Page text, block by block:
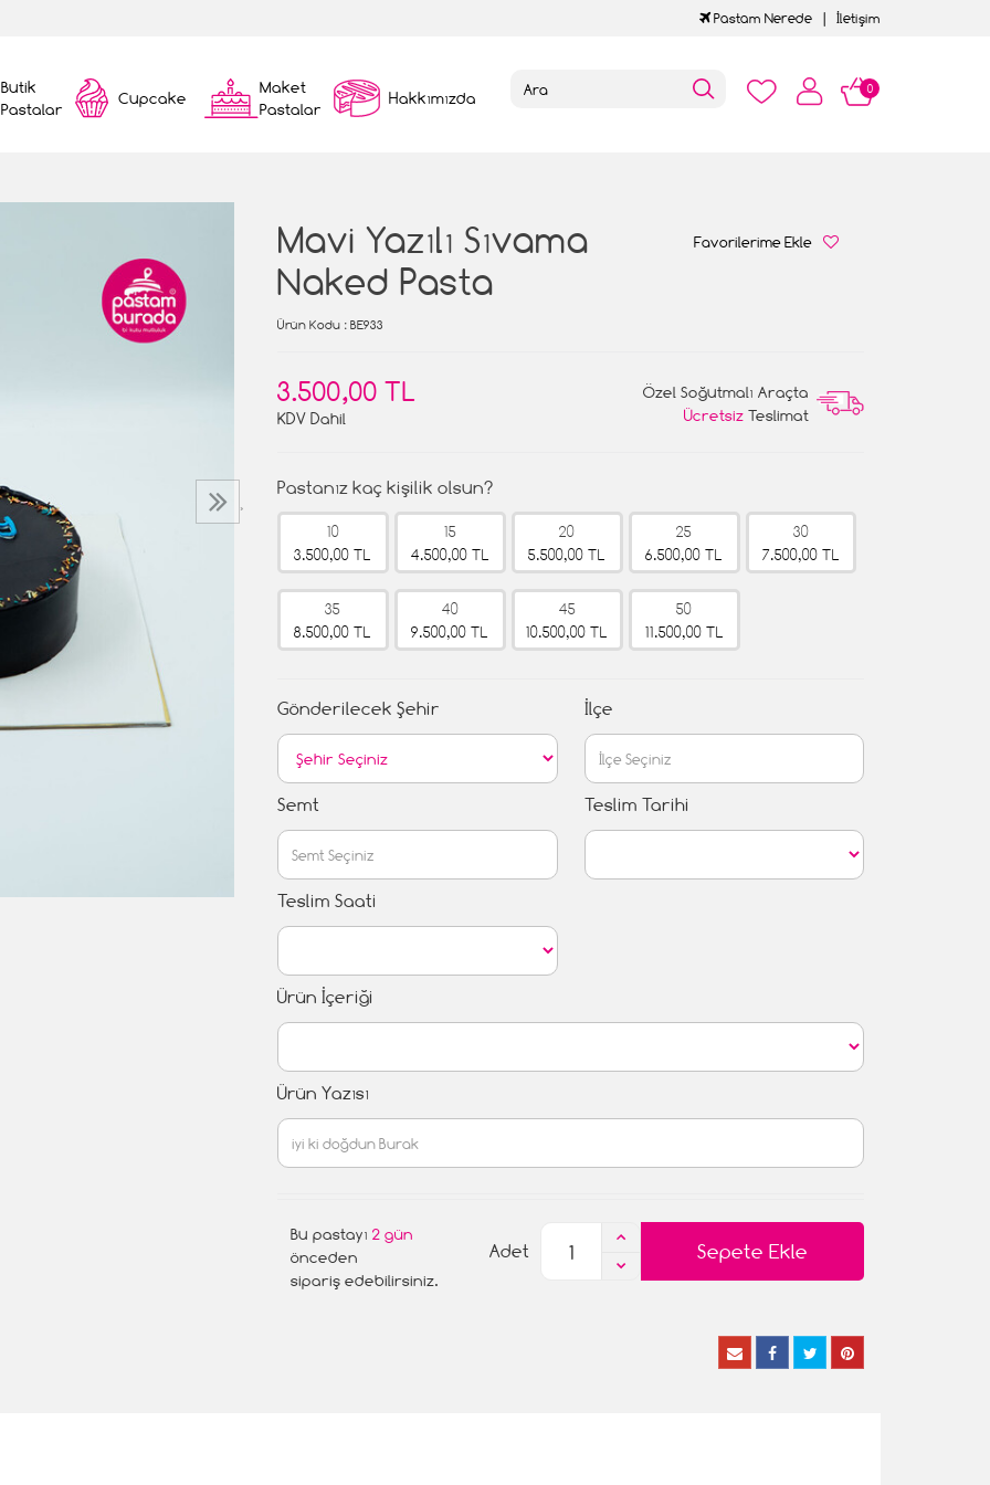
Pastam Nerede İletişim
Butik
Pastalar
Cupcake
Maket
Pastalar
Hakkımızda 0
›
Mavi Yazılı Sıvama
Naked Pasta
Favorilerime Ekle
Ürün Kodu : BE933
3.500,00 TL
KDV Dahil
Özel Soğutmalı Araçta
Ücretsiz Teslimat
Pastanız kaç kişilik olsun?
10
3.500,00 TL
15
4.500,00 TL
20
5.500,00 TL
25
6.500,00 TL
30
7.500,00 TL
35
8.500,00 TL
40
9.500,00 TL
45
10.500,00 TL
50
11.500,00 TL
Gönderilecek Şehir İlçe
Semt Teslim Tarihi
Teslim Saati
Ürün İçeriği
Ürün Yazısı
Bu pastayı 2 gün
önceden
sipariş edebilirsiniz.
Sepete Ekle
Adet